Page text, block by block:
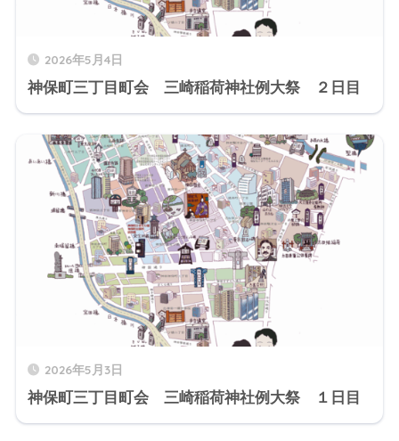
2026年5月4日
神保町三丁目町会 三崎稲荷神社例大祭 ２日目
2026年5月3日
神保町三丁目町会 三崎稲荷神社例大祭 １日目